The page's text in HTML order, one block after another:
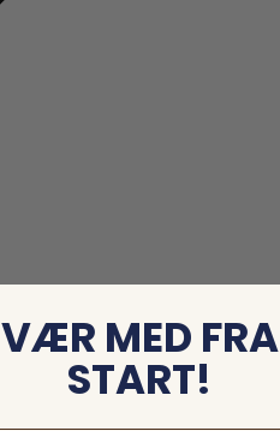
VÆR MED FRA
START!